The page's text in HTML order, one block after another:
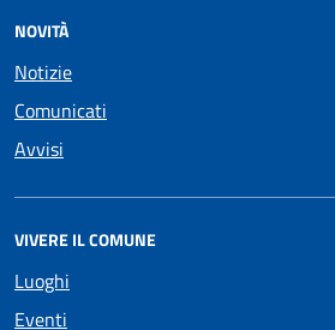
NOVITÀ
Notizie
Comunicati
Avvisi
VIVERE IL COMUNE
Luoghi
Eventi